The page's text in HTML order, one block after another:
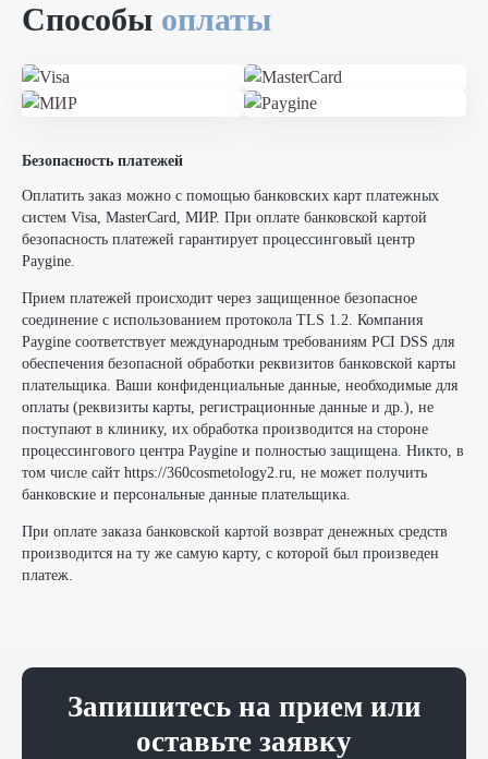
Способы оплаты
Безопасность платежей
Оплатить заказ можно с помощью банковских карт платежных
систем Visa, MasterCard, МИР. При оплате банковской картой
безопасность платежей гарантирует процессинговый центр
Paygine.
Прием платежей происходит через защищенное безопасное
соединение с использованием протокола TLS 1.2. Компания
Paygine соответствует международным требованиям PCI DSS для
обеспечения безопасной обработки реквизитов банковской карты
плательщика. Ваши конфиденциальные данные, необходимые для
оплаты (реквизиты карты, регистрационные данные и др.), не
поступают в клинику, их обработка производится на стороне
процессингового центра Paygine и полностью защищена. Никто, в
том числе сайт https://360cosmetology2.ru, не может получить
банковские и персональные данные плательщика.
При оплате заказа банковской картой возврат денежных средств
производится на ту же самую карту, с которой был произведен
платеж.
Запишитесь на прием или
оставьте заявку